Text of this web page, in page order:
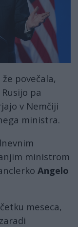
povečala,
pa
v Nemčiji
ministra.
ministrom
Angelo
meseca,